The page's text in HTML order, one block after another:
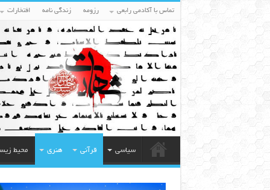
تماس با آکادمی رابعی رزومه زندگی نامه افتخارات
سیاسی قرآنی هنری محیط